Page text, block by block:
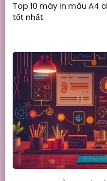
Top 10 máy in màu A4
tốt nhất